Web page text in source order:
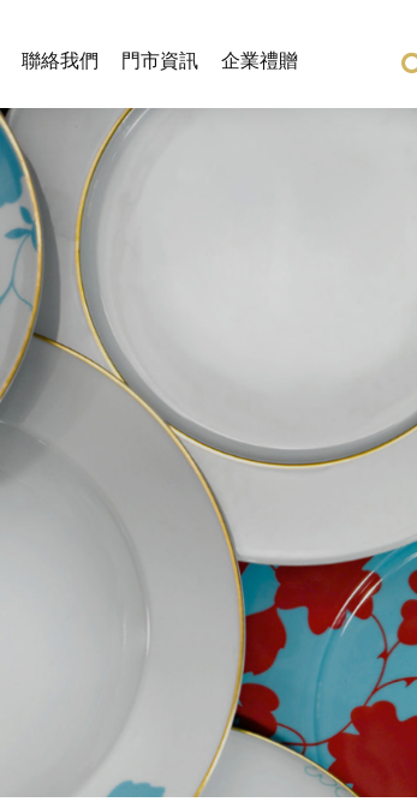
聯絡我們 門市資訊 企業禮贈